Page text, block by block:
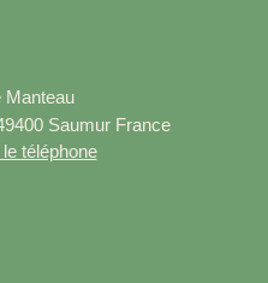
Manteau
Saumur France
téléphone